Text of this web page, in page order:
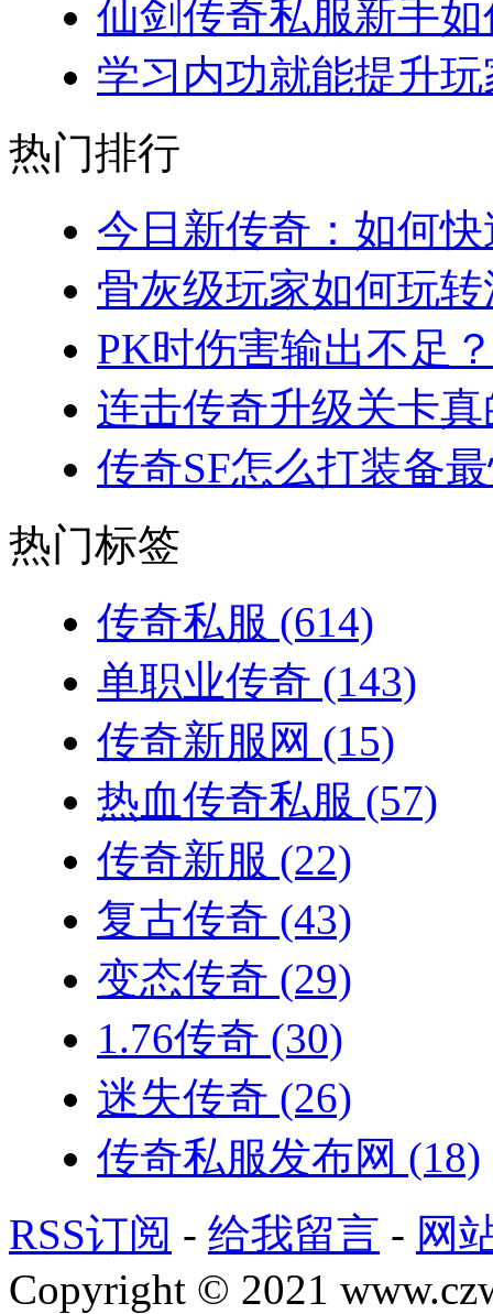
仙剑传奇私服新手
学习内功就能提升
热门排行
今日新传奇：如何
骨灰级玩家如何玩
PK时伤害输出不足
连击传奇升级关卡
传奇SF怎么打装备
热门标签
传奇私服 (614)
单职业传奇 (143)
传奇新服网 (15)
热血传奇私服 (57)
传奇新服 (22)
复古传奇 (43)
变态传奇 (29)
1.76传奇 (30)
迷失传奇 (26)
传奇私服发布网 (18)
RSS订阅 - 给我留言 - 网
Copyright © 2021